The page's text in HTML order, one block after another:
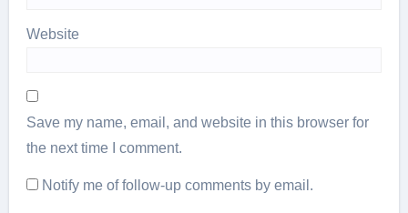
Website
Save my name, email, and website in this browser for
the next time I comment.
Notify me of follow-up comments by email.